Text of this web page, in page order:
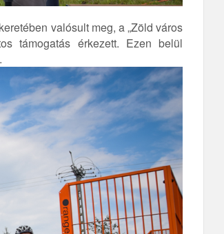
valósult meg, a „Zöld város
támogatás érkezett. Ezen belül